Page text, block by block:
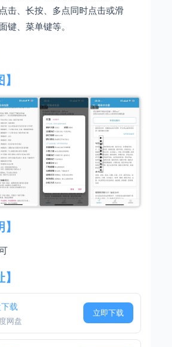
击、长按、多点同时点击或滑
键、菜单键等。
载
网盘
立即下载